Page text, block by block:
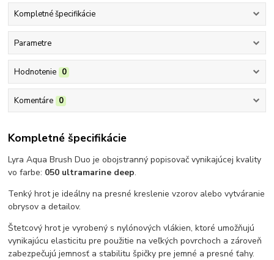
Kompletné špecifikácie
Parametre
Hodnotenie 0
Komentáre 0
Kompletné špecifikácie
Lyra Aqua Brush Duo je obojstranný popisovač vynikajúcej kvality
vo farbe: 050 ultramarine deep.
Tenký hrot je ideálny na presné kreslenie vzorov alebo vytváranie
obrysov a detailov.
Štetcový hrot je vyrobený s nylónových vlákien, ktoré umožňujú
vynikajúcu elasticitu pre použitie na veľkých povrchoch a zároveň
zabezpečujú jemnosť a stabilitu špičky pre jemné a presné ťahy.